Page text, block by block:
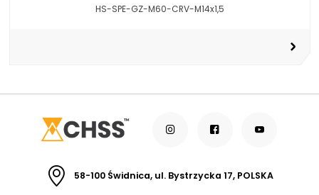
HS-SPE-GZ-M60-CRV-M14x1,5
58-100 Świdnica, ul. Bystrzycka 17, POLSKA